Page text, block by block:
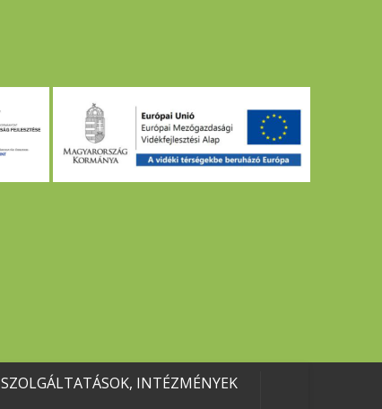
SZOLGÁLTATÁSOK, INTÉZMÉNYEK